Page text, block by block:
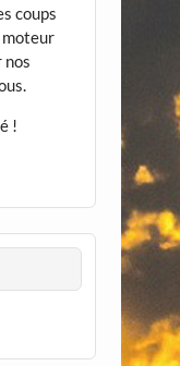
coups
moteur
nos
!